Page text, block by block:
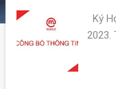
Ký
2023.